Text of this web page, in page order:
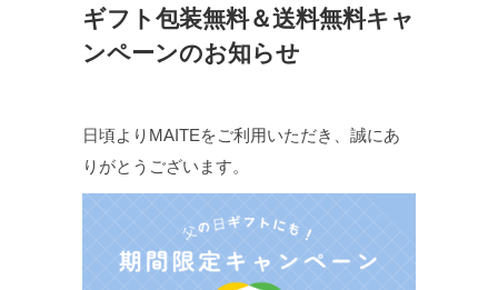
ギフト包装無料＆送料無料キャ
ンペーンのお知らせ
日頃よりMAITEをご利用いただき、誠にあ
りがとうございます。